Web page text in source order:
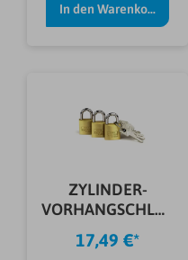
In den Warenkorb
ZYLINDER-
VORHANGSCHLÖS
SER TRIO 222 20
SB
17,49 €*